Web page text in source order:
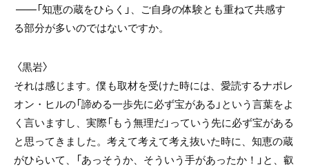
――「知恵の蔵をひらく」、ご自身の体験とも重ねて共感す
る部分が多いのではないですか。
〈黒岩〉
それは感じます。僕も取材を受けた時には、愛読するナポレ
オン・ヒルの「諦める一歩先に必ず宝がある」という言葉をよ
く言いますし、実際「もう無理だ」っていう先に必ず宝がある
と思ってきました。考えて考えて考え抜いた時に、知恵の蔵
がひらいて、「あっそうか、そういう手があったか！」と、叡